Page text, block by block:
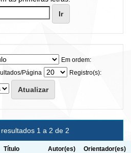
Em ordem:
Página
Registro(s):
1 a 2 de 2
Título Autor(es) Orientador(es)